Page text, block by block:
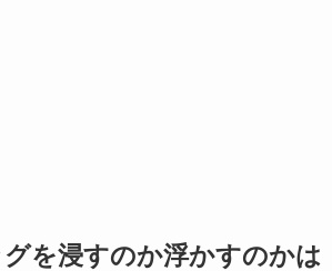
グを浸すのか浮かすのかは